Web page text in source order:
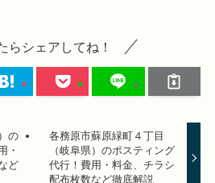
らシェアしてね！
の
・
ど
各務原市蘇原緑町４丁目
（岐阜県）のポスティング
代行！費用・料金、チラシ
配布枚数など徹底解説